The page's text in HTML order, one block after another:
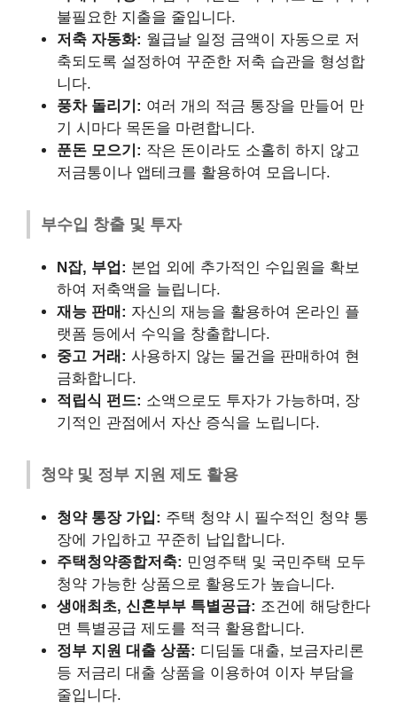
불필요한 지출을 줄입니다.
저축 자동화: 월급날 일정 금액이 자동으로 저
축되도록 설정하여 꾸준한 저축 습관을 형성합
니다.
풍차 돌리기: 여러 개의 적금 통장을 만들어 만
기 시마다 목돈을 마련합니다.
푼돈 모으기: 작은 돈이라도 소홀히 하지 않고
저금통이나 앱테크를 활용하여 모읍니다.
부수입 창출 및 투자
N잡, 부업: 본업 외에 추가적인 수입원을 확보
하여 저축액을 늘립니다.
재능 판매: 자신의 재능을 활용하여 온라인 플
랫폼 등에서 수익을 창출합니다.
중고 거래: 사용하지 않는 물건을 판매하여 현
금화합니다.
적립식 펀드: 소액으로도 투자가 가능하며, 장
기적인 관점에서 자산 증식을 노립니다.
청약 및 정부 지원 제도 활용
청약 통장 가입: 주택 청약 시 필수적인 청약 통
장에 가입하고 꾸준히 납입합니다.
주택청약종합저축: 민영주택 및 국민주택 모두
청약 가능한 상품으로 활용도가 높습니다.
생애최초, 신혼부부 특별공급: 조건에 해당한다
면 특별공급 제도를 적극 활용합니다.
정부 지원 대출 상품: 디딤돌 대출, 보금자리론
등 저금리 대출 상품을 이용하여 이자 부담을
줄입니다.